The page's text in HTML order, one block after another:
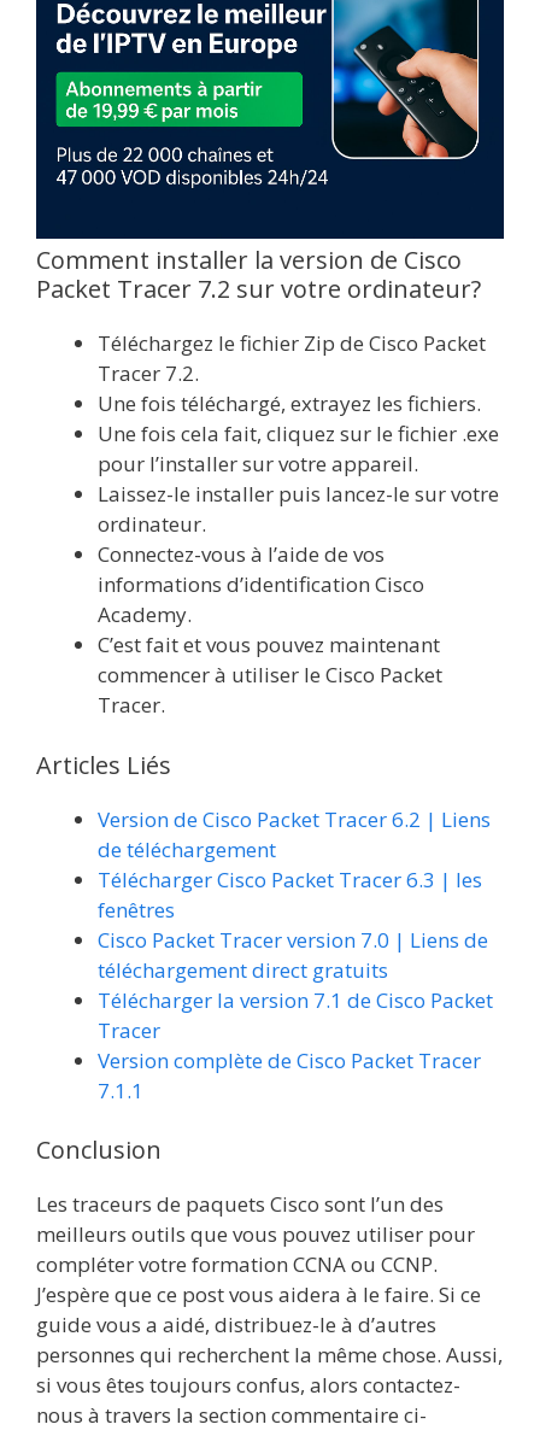
Comment installer la version de Cisco
Packet Tracer 7.2 sur votre ordinateur?
Téléchargez le fichier Zip de Cisco Packet
Tracer 7.2.
Une fois téléchargé, extrayez les fichiers.
Une fois cela fait, cliquez sur le fichier .exe
pour l’installer sur votre appareil.
Laissez-le installer puis lancez-le sur votre
ordinateur.
Connectez-vous à l’aide de vos
informations d’identification Cisco
Academy.
C’est fait et vous pouvez maintenant
commencer à utiliser le Cisco Packet
Tracer.
Articles Liés
Version de Cisco Packet Tracer 6.2 | Liens
de téléchargement
Télécharger Cisco Packet Tracer 6.3 | les
fenêtres
Cisco Packet Tracer version 7.0 | Liens de
téléchargement direct gratuits
Télécharger la version 7.1 de Cisco Packet
Tracer
Version complète de Cisco Packet Tracer
7.1.1
Conclusion
Les traceurs de paquets Cisco sont l’un des
meilleurs outils que vous pouvez utiliser pour
compléter votre formation CCNA ou CCNP.
J’espère que ce post vous aidera à le faire. Si ce
guide vous a aidé, distribuez-le à d’autres
personnes qui recherchent la même chose. Aussi,
si vous êtes toujours confus, alors contactez-
nous à travers la section commentaire ci-